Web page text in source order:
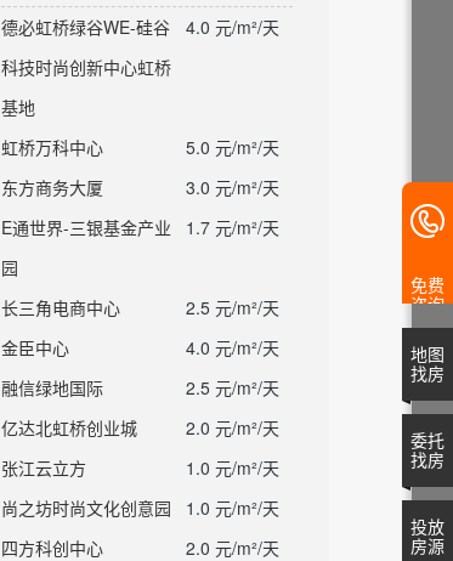
德必虹桥绿谷WE-硅谷
科技时尚创新中心虹桥
基地
4.0 元/m²/天
虹桥万科中心
5.0 元/m²/天
东方商务大厦
3.0 元/m²/天
E通世界-三银基金产业
园
1.7 元/m²/天
长三角电商中心
2.5 元/m²/天
金臣中心
4.0 元/m²/天
融信绿地国际
2.5 元/m²/天
亿达北虹桥创业城
2.0 元/m²/天
张江云立方
1.0 元/m²/天
尚之坊时尚文化创意园
1.0 元/m²/天
四方科创中心
2.0 元/m²/天
免费
咨询
地图
找房
委托
找房
投放
房源